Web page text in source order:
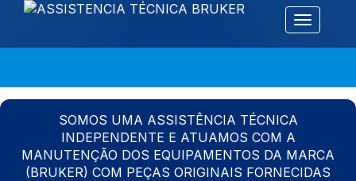
Alternar
SOMOS UMA ASSISTÊNCIA TÉCNICA
INDEPENDENTE E ATUAMOS COM A
MANUTENÇÃO DOS EQUIPAMENTOS DA MARCA
(BRUKER) COM PEÇAS ORIGINAIS FORNECIDAS